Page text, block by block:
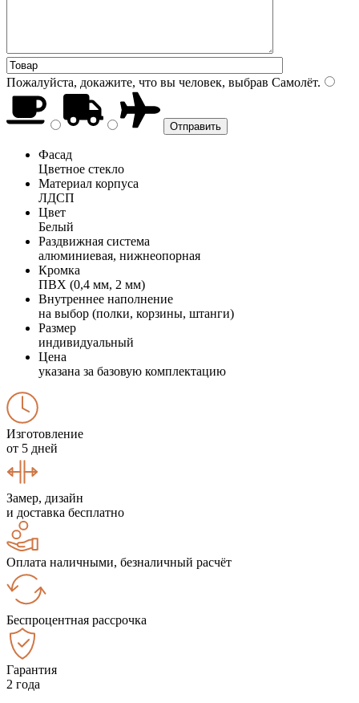
Пожалуйста, докажите, что вы человек, выбрав Самолёт.
Фасад
Цветное стекло
Материал корпуса
ЛДСП
Цвет
Белый
Раздвижная система
алюминиевая, нижнеопорная
Кромка
ПВХ (0,4 мм, 2 мм)
Внутреннее наполнение
на выбор (полки, корзины, штанги)
Размер
индивидуальный
Цена
указана за базовую комплектацию
Изготовление
от 5 дней
Замер, дизайн
и доставка бесплатно
Оплата наличными, безналичный расчёт
Беспроцентная рассрочка
Гарантия
2 года